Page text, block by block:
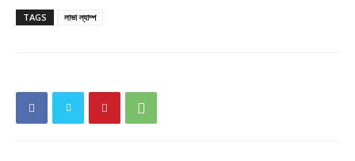
TAGS লাভা ল্যাম্প